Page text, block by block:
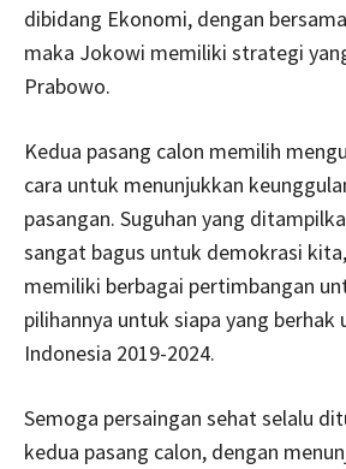
dibidang Ekonomi, dengan
maka Jokowi memiliki strategi
Prabowo.
Kedua pasang calon memilih
cara untuk menunjukkan
pasangan. Suguhan yang
sangat bagus untuk demokrasi
memiliki berbagai pertimbangan
pilihannya untuk siapa yang
Indonesia 2019-2024.
Semoga persaingan sehat selalu
kedua pasang calon, dengan